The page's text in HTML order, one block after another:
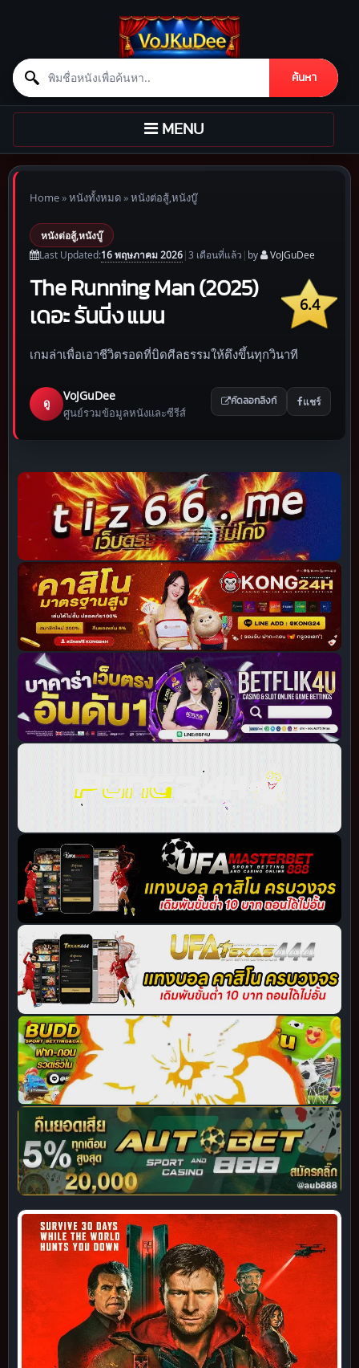
Search for:
ค้นหา
Skip to content
TOGGLE
NAVIGATION
MENU
Home»หนังทั้งหมด»หนังต่อสู้,หนังบู๊
หนังต่อสู้,หนังบู๊
Last Updated:16 พฤษภาคม 2026|3 เดือนที่แล้ว | by VoJGuDee
6.4
The Running Man (2025)
เดอะ รันนิ่ง แมน
เกมล่าเพื่อเอาชีวิตรอดที่บิดศีลธรรมให้ตึงขึ้นทุกวินาที
ดู
VoJGuDee
ศูนย์รวมข้อมูลหนังและซีรีส์
คัดลอกลิงก์ แชร์